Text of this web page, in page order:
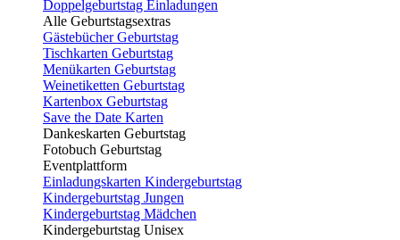
Doppelgeburtstag Einladungen
Alle Geburtstagsextras
Gästebücher Geburtstag
Tischkarten Geburtstag
Menükarten Geburtstag
Weinetiketten Geburtstag
Kartenbox Geburtstag
Save the Date Karten
Dankeskarten Geburtstag
Fotobuch Geburtstag
Eventplattform
Einladungskarten Kindergeburtstag
Kindergeburtstag Jungen
Kindergeburtstag Mädchen
Kindergeburtstag Unisex